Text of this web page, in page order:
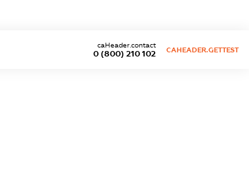
0 (800) 210 102
caHeader.contact
CAHEADER.GETTEST